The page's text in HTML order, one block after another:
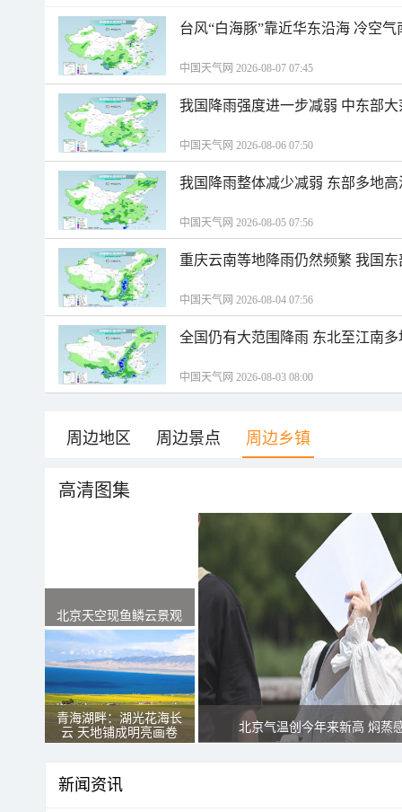
台风“白海豚”靠近华东沿海 冷空
中国天气网 2026-08-07 07:45
我国降雨强度进一步减弱 中东部
中国天气网 2026-08-06 07:50
我国降雨整体减少减弱 东部多地
中国天气网 2026-08-05 07:56
重庆云南等地降雨仍然频繁 我国
中国天气网 2026-08-04 07:56
全国仍有大范围降雨 东北至江南
中国天气网 2026-08-03 08:00
周边地区 周边景点 周边乡镇
高清图集
北京天空现鱼鳞云景观
青海湖畔：湖光花海长
云 天地铺成明亮画卷
北京气温创今年来新高 焖蒸
新闻资讯